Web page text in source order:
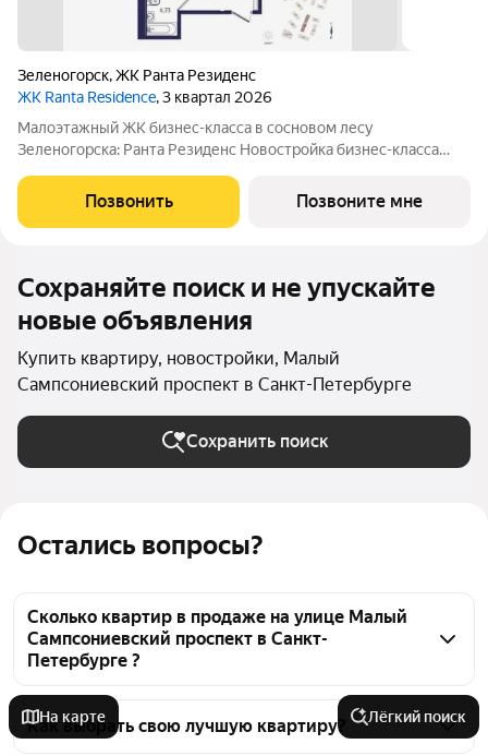
Остались вопросы?
Сколько квартир в продаже на улице Малый
Сампсониевский проспект в Санкт-
Петербурге ?
На Яндекс Недвижимости в продаже на улице
Малый Сампсониевский проспект в Санкт-
Как выбрать свою лучшую квартиру?
Зеленогорск,ЖК Ранта Резиденс
ЖК Ranta Residence, 3 квартал 2026
Малоэтажный ЖК бизнес-класса в сосновом лесу
Зеленогорска: Ранта Резиденс Новостройка бизнес-класса
окружении соснового леса. Прописка Санкт-Петербург.
Альтернатива загородному дому. Продуманная
Позвонить Позвоните мне
Сохраняйте поиск и не упускайте
новые объявления
Купить квартиру, новостройки, Малый
Сампсониевский проспект в Санкт-Петербурге
Сохранить поиск
На карте Лёгкий поиск